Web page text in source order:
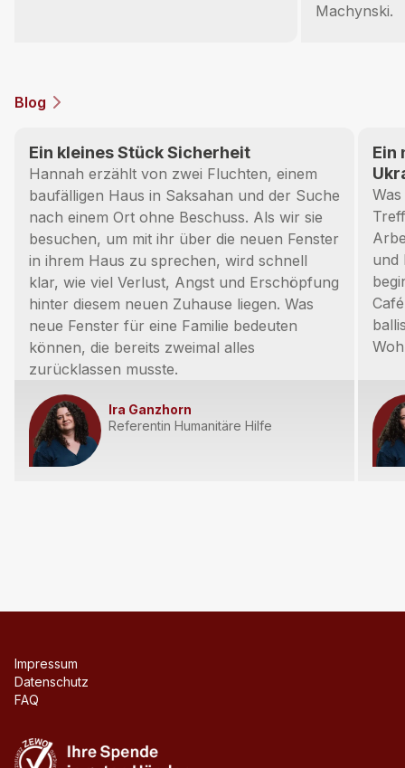
Machynski.
Blog
Ein kleines Stück Sicherheit
Hannah erzählt von zwei Fluchten, einem
baufälligen Haus in Saksahan und der Suche
nach einem Ort ohne Beschuss. Als wir sie
besuchen, um mit ihr über die neuen Fenster
in ihrem Haus zu sprechen, wird schnell
klar, wie viel Verlust, Angst und Erschöpfung
hinter diesem neuen Zuhause liegen. Was
neue Fenster für eine Familie bedeuten
können, die bereits zweimal alles
zurücklassen musste.
Ira Ganzhorn
Referentin Humanitäre Hilfe
Ein
und
Impressum
Datenschutz
FAQ